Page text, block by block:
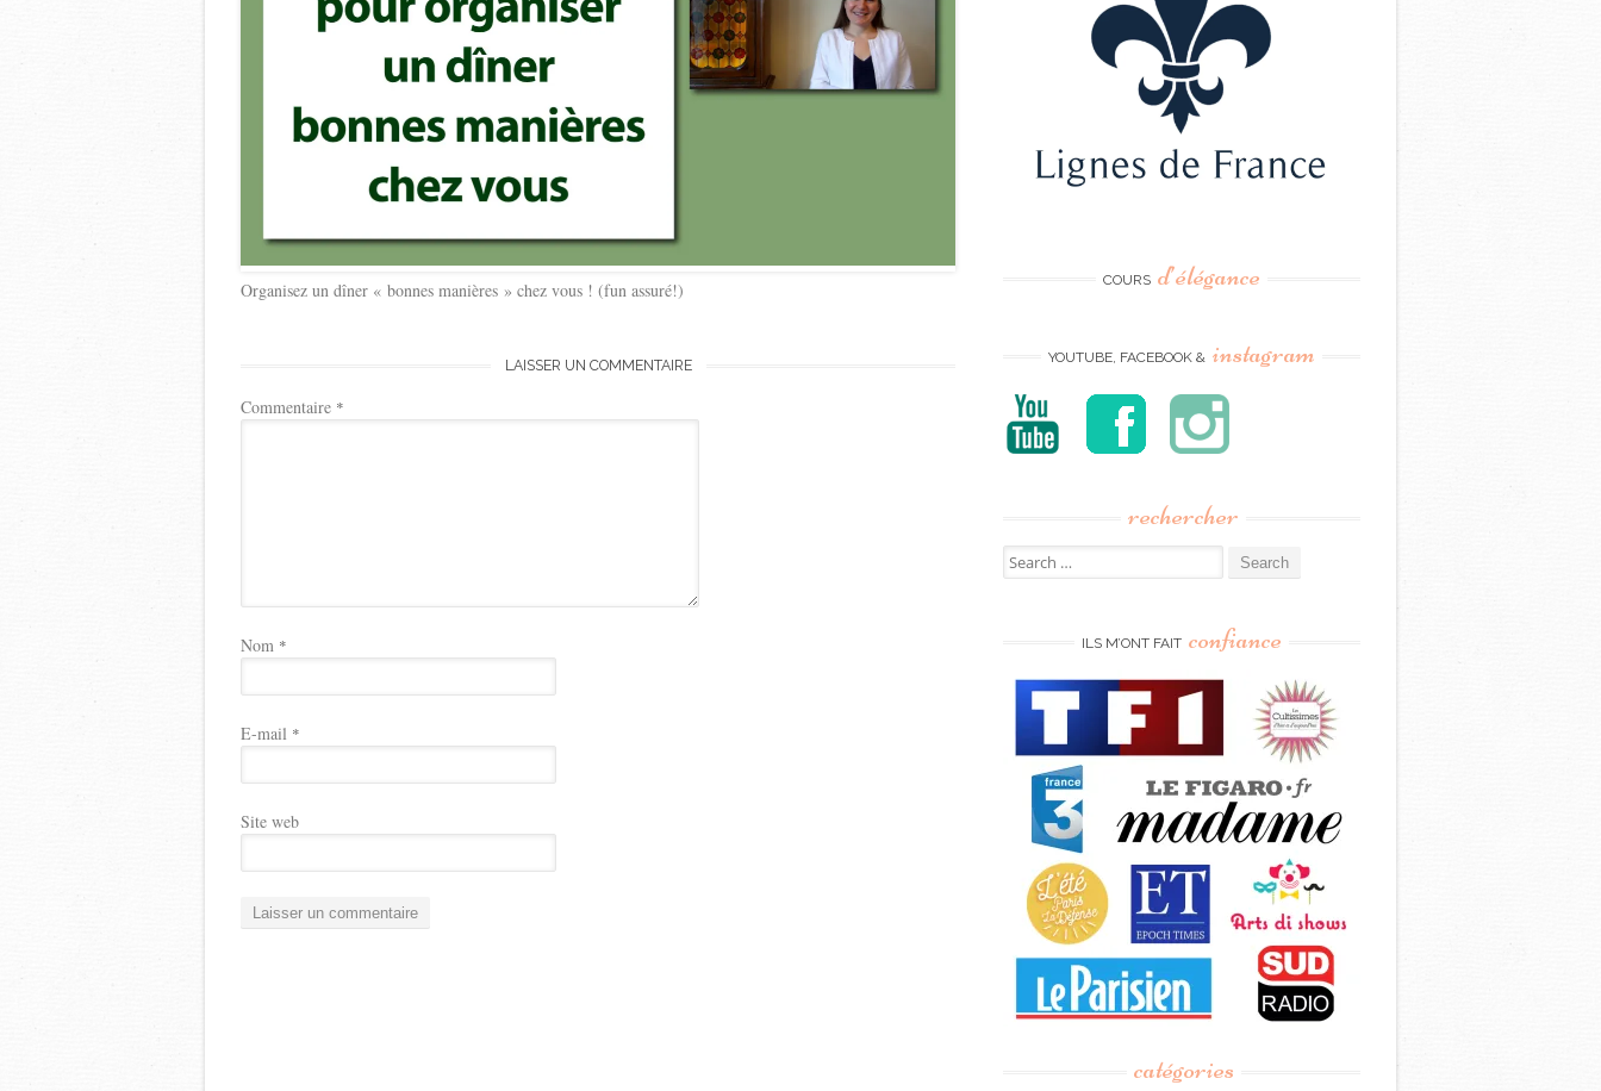
Organisez un dîner « bonnes manières » chez vous ! (fun assuré!)
LAISSER UN COMMENTAIRE
Commentaire *
Nom *
E-mail *
Site web
COURS d’élégance
YOUTUBE, FACEBOOK & instagram
rechercher
Search
for:
ILS M’ONT FAIT confiance
catégories